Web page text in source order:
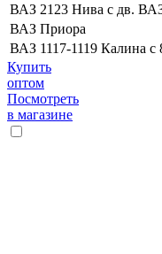
ВАЗ 2123 Нива с дв.
ВАЗ Приора
ВАЗ 1117-1119 Калина с
Купить
оптом
Посмотреть
в магазине